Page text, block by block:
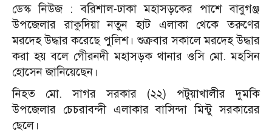
ডেস্ক নিউজ : বরিশাল-ঢাকা মহাসড়কের পাশে বাবুগঞ্জ
উপজেলার রাকুদিয়া নতুন হাট এলাকা থেকে তরুণের
মরদেহ উদ্ধার করেছে পুলিশ। শুক্রবার সকালে মরদেহ উদ্ধার
করা হয় বলে গেীরনদী মহাসড়ক থানার ওসি মো. মহসিন
হোসেন জানিয়েছেন।
নিহত মো. সাগর সরকার (২২) পটুয়াখালীর দুমকি
উপজেলার চেচরাবন্দী এলাকার বাসিন্দা মিন্টু সরকারের
ছেলে।